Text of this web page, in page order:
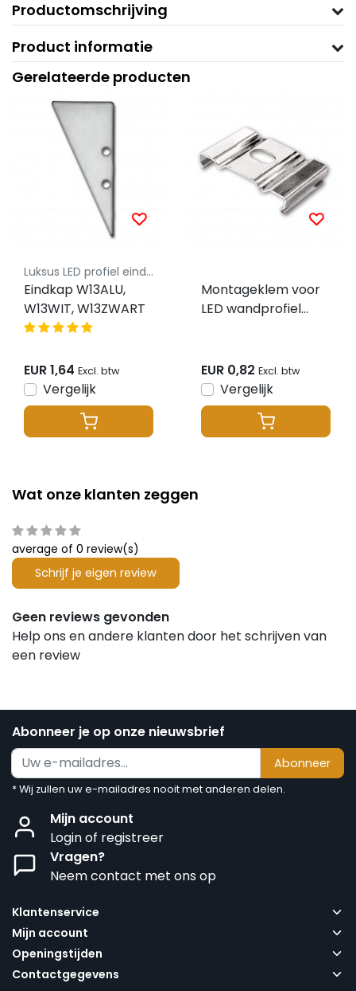
Productomschrijving
Product informatie
Gerelateerde producten
Luksus LED profiel eindkapjes
Eindkap W13ALU,
W13WIT, W13ZWART
EUR 1,64 Excl. btw
Vergelijk
Montageklem voor
LED wandprofiel
EUR 0,82 Excl. btw
Vergelijk
Wat onze klanten zeggen
average of 0 review(s)
Schrijf je eigen review
Geen reviews gevonden
Help ons en andere klanten door het schrijven van
een review
Abonneer je op onze nieuwsbrief
Abonneer
* Wij zullen uw e-mailadres nooit met anderen delen.
Mijn account
Login of registreer
Vragen?
Neem contact met ons op
Klantenservice
Mijn account
Openingstijden
Contactgegevens